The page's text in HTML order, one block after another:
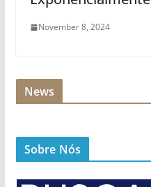
November 8, 2024
News
Sobre Nós